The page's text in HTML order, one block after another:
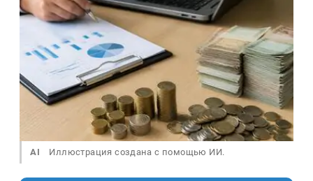
AI Иллюстрация создана с помощью ИИ.